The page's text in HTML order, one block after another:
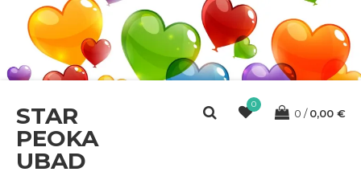
STAR
PEOKA
UBAD
0
0 0,00 €